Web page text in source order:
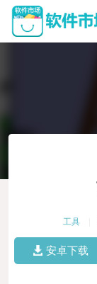
工具
安卓下载